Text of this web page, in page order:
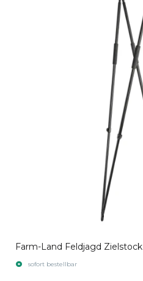
Farm-Land Feldjagd
sofort bestellbar